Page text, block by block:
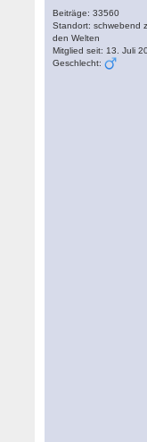
Beiträge: 33560
Standort: schwebend
den Welten
Mitglied seit: 13. Juli
Geschlecht: